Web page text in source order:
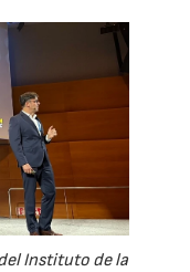
Instituto de la